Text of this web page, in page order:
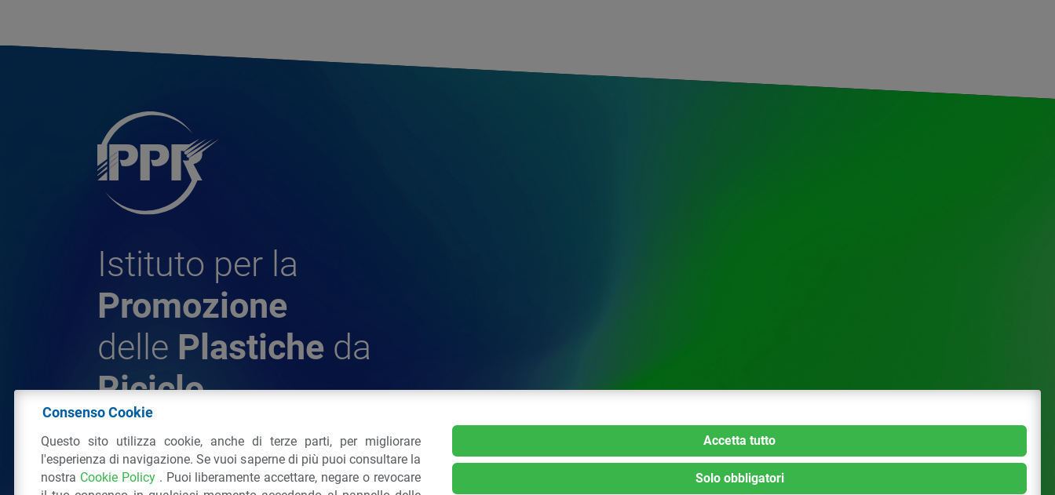
Istituto per la
Promozione
delle Plastiche da
Riciclo
© 2026 - IPPR Istituto per la Promozione delle Plastiche
da Riciclo
C.F. 97381090154
Consenso Cookie
Questo sito utilizza cookie, anche di terze parti, per migliorare
l'esperienza di navigazione. Se vuoi saperne di più puoi consultare la
nostra Cookie Policy . Puoi liberamente accettare, negare o revocare
Accetta tutto
Solo obbligatori